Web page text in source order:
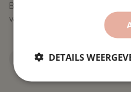
Betrouwbare specialist in
vakkennis sinds 2011
2380 Ravels
DETAILS